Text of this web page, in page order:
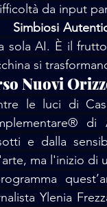
da input
Simbiosi
sola AI. È il
si
Nuovi
le luci di
di
e dalla
ma l'inizio di
Ylenia